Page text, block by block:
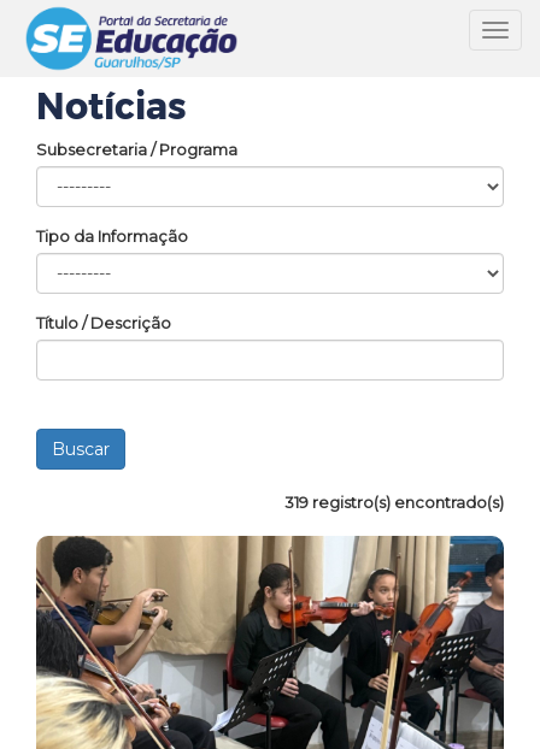
Notícias
Subsecretaria / Programa
Tipo da Informação
Título / Descrição
319 registro(s) encontrado(s)